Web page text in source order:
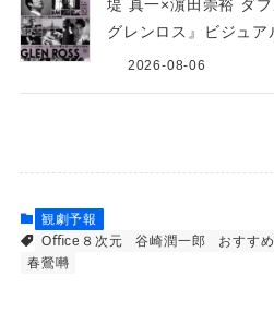
堤 真一×濵田崇裕 ダ
グレンロス』ビジュア
2026-08-06
観劇予報
Oﬃce８次元
⾕崎潤⼀郎 おすす
春鶯囀